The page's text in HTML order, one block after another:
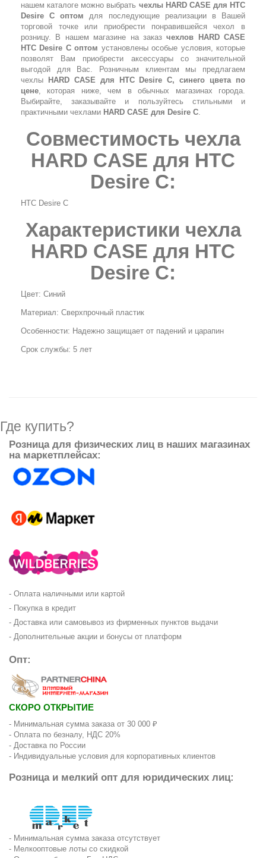
нашем каталоге можно выбрать чехлы HARD CASE для HTC
Desire C оптом для последующие реализации в Вашей
торговой точке или приобрести понравившейся чехол в
розницу. В нашем магазине на заказчехлов HARD CASE
HTC Desire C оптом установлены особые условия, которые
позволят Вам приобрести аксессуары со значительной
выгодой для Вас. Розничным клиентам мы предлагаем
чехлы
HARD CASE для HTC Desire C, синего цвета по
цене, которая ниже, чем в обычных магазинах города.
Выбирайте, заказывайте и пользуйтесь стильными и
практичными чехлами HARD CASE для Desire C.
Совместимость чехла
HARD CASE для HTC
Desire C:
HTC Desire C
Характеристики чехла
HARD CASE для HTC
Desire C:
Цвет: Синий
Материал: Сверхпрочный пластик
Особенности: Надежно защищает от падений и царапин
Срок службы: 5 лет
Где купить?
Розница для физических лиц в наших магазинах
на маркетплейсах:
- Оплата наличными или картой
- Покупка в кредит
- Доставка или самовывоз из фирменных пунктов выдачи
- Дополнительные акции и бонусы от платформ
Опт:
СКОРО ОТКРЫТИЕ
- Минимальная сумма заказа от 30 000 ₽
- Оплата по безналу, НДС 20%
- Доставка по России
- Индивидуальные условия для корпоративных клиентов
Розница и мелкий опт для юридических лиц:
- Минимальная сумма заказа отсутствует
- Мелкооптовые лоты со скидкой